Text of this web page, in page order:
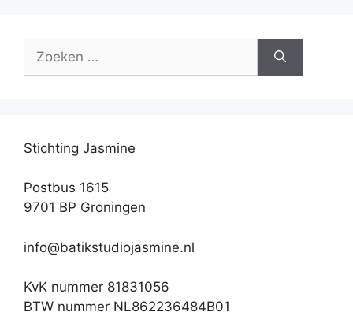
naar:
Stichting Jasmine
Postbus 1615
9701 BP Groningen
info@batikstudiojasmine.nl
KvK nummer 81831056
BTW nummer NL862236484B01